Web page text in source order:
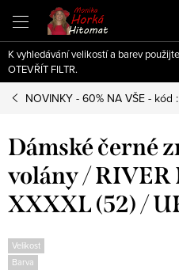
obsah
K vyhledávání velikostí a barev
OTEVŘÍT FILTR.
NOVINKY - 60% NA VŠE - kód
Dámské černé
volány / RIVER
XXXXL (52) /
Velikost
Barva